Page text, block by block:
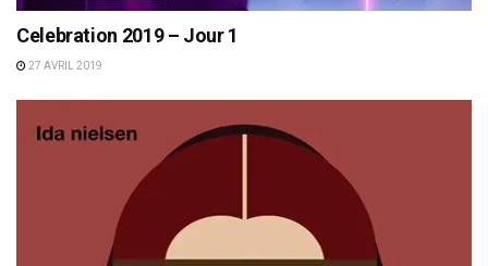
Celebration 2019 – Jour 1
27 AVRIL 2019